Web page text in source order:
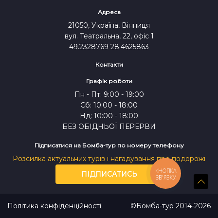
* Команда "Бомба-тур" постійно працює над
удосконаленням наших сервісів, допоможіть
нам стати кращими для Вас:
ВІДПРАВИТИ
Адреса
21050, Україна, Вінниця
вул. Театральна, 22, офіс 1
49.2328769 28.4625863
Контакти
Графік роботи
Пн - Пт: 9:00 - 19:00
Сб: 10:00 - 18:00
Нд: 10:00 - 18:00
БЕЗ ОБІДНЬОЇ ПЕРЕРВИ
Підписатися на Бомба-тур по номеру телефону
Розсилка актуальних турів і нагадування про подорожі
ПІДПИСАТИСЬ
Політика конфіденційності ©Бомба-тур 2014-2026
КНОПКА
ЗВ'ЯЗКУ